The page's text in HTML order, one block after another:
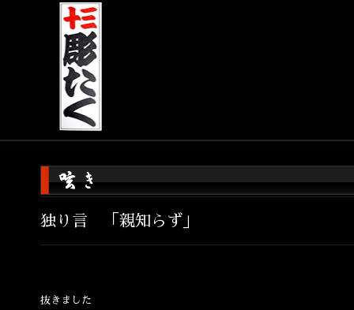
独り言 「親知らず」
抜きました